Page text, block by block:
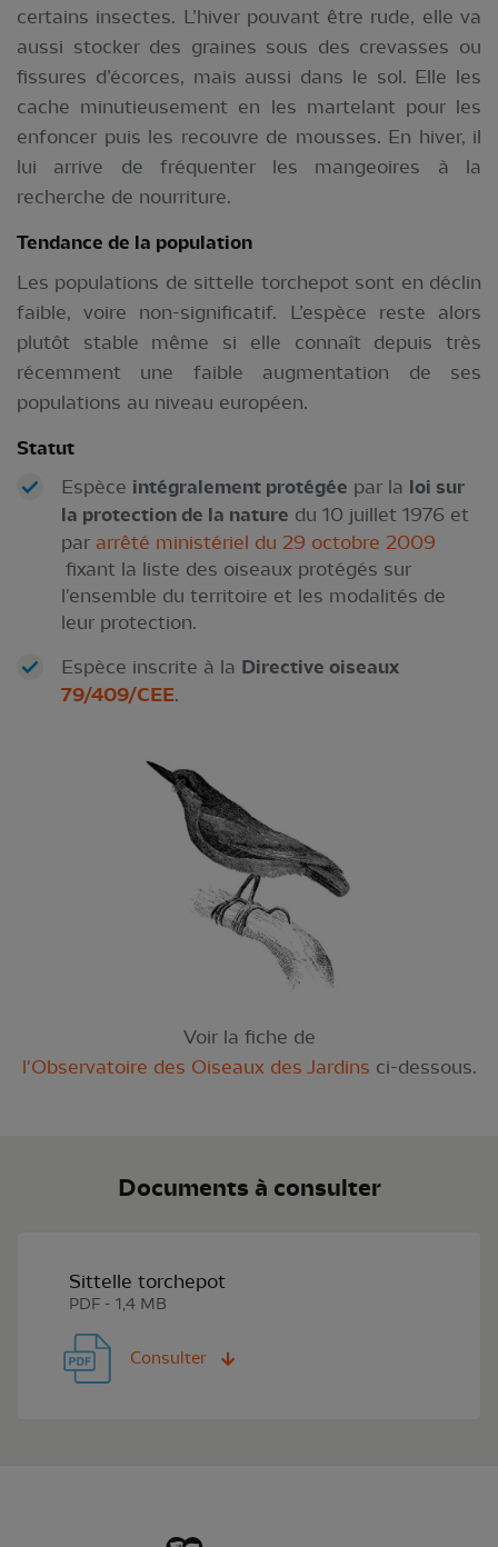
certains insectes. L’hiver pouvant être rude, elle va
aussi stocker des graines sous des crevasses ou
fissures d’écorces, mais aussi dans le sol. Elle les
cache minutieusement en les martelant pour les
enfoncer puis les recouvre de mousses. En hiver, il
lui arrive de fréquenter les mangeoires à la
recherche de nourriture.
Tendance de la population
Les populations de sittelle torchepot sont en déclin
faible, voire non-significatif. L’espèce reste alors
plutôt stable même si elle connaît depuis très
récemment une faible augmentation de ses
populations au niveau européen.
Statut
Espèce intégralement protégée par la loi sur
la protection de la nature du 10 juillet 1976 et
par arrêté ministériel du 29 octobre 2009
fixant la liste des oiseaux protégés sur
l'ensemble du territoire et les modalités de
leur protection.
Espèce inscrite à la Directive oiseaux
79/409/CEE.
Voir la fiche de
l'Observatoire des Oiseaux des Jardins ci-dessous.
Documents à consulter
Sittelle torchepot
PDF - 1,4 MB
Consulter